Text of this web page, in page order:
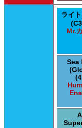
ライ
Mr.
Sea